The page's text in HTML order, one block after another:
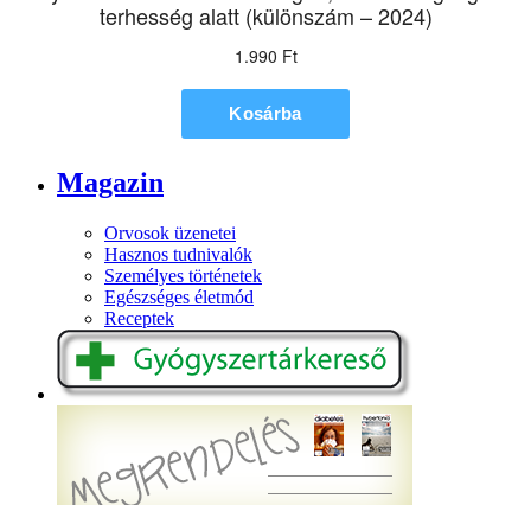
Magazin
Orvosok üzenetei
Hasznos tudnivalók
Személyes történetek
Egészséges életmód
Receptek